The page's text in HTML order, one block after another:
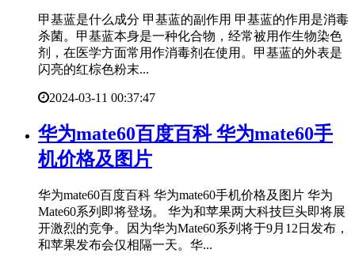
甲基蓝是什么成分 甲基蓝的副作用 甲基蓝的作用是消毒
杀菌。甲基蓝本身是一种化合物，经常被用作生物染色
剂，在医学方面常用作消毒剂在使用。甲基蓝的外表是
闪亮的红棕色粉末...
2024-03-11 00:37:47
​华为mate60百度百科 华为mate60手
机价格及图片
华为mate60百度百科 华为mate60手机价格及图片 华为
Mate60系列即将登场。 华为和苹果两大科技巨头即将展
开激烈的竞争。因为华为Mate60系列将于9月12日发布，
和苹果发布会仅相隔一天。华...